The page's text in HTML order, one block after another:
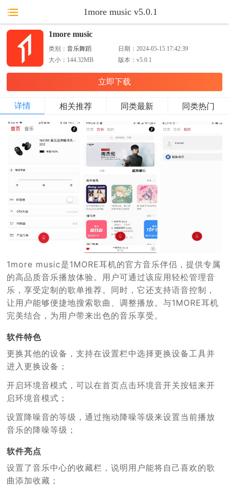
1more music v5.0.1
1more music
类别：音乐舞蹈 日期：2024-05-15 17:42:39
大小： 144.32MB 版本：v5.0.1
立即下载
详情 相关推荐 同类最新 同类热门
1more music是1MORE耳机的官方音乐伴侣，提供专属
的高品质音乐播放体验。用户可通过该应用轻松管理音
乐，享受定制的歌单推荐。同时，它还支持语音控制，
让用户能够便捷地搜索歌曲、调整播放。与1MORE耳机
完美结合，为用户带来出色的音乐享受。
软件特色
更换其他的设备，支持在设置栏中选择更换设备工具并
进入更换设备；
开启环境音模式，可以在首页点击环境音开关按钮来开
启环境音模式；
设置降噪音的等级，通过拖动降噪等级来设置当前播放
音乐的降噪等级；
软件亮点
设置了音乐中心的收藏栏，说明用户能将自己喜欢的歌
曲添加收藏；